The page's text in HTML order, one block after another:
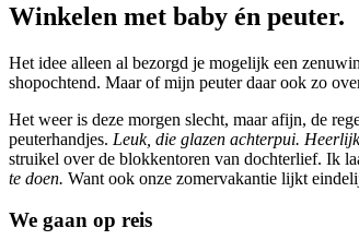
Winkelen met baby én peuter.
Het idee alleen al bezorgd je mogelijk een
shopochtend. Maar of mijn peuter daar ook zo
Het weer is deze morgen slecht, maar afijn, de
peuterhandjes. Leuk, die glazen achterpui.
struikel over de blokkentoren van dochterlief. Ik
te doen. Want ook onze zomervakantie lijkt
We gaan op reis